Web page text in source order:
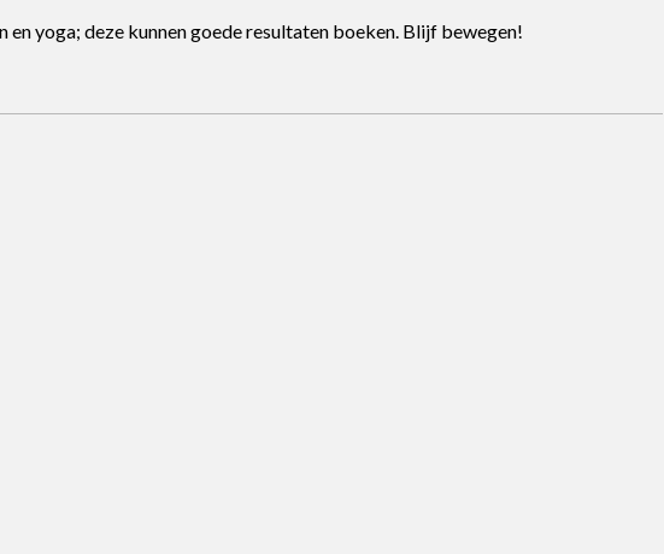
yoga; deze kunnen goede resultaten boeken. Blijf bewegen!